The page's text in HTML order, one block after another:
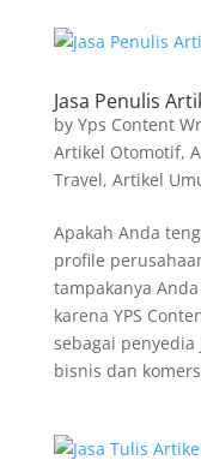
Jasa Penulis
by Yps Content
Artikel Otomotif,
Travel, Artikel
Apakah Anda
profile
tampakanya
karena YPS
sebagai
bisnis dan